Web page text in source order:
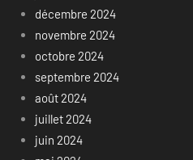
décembre 2024
novembre 2024
octobre 2024
septembre 2024
août 2024
juillet 2024
juin 2024